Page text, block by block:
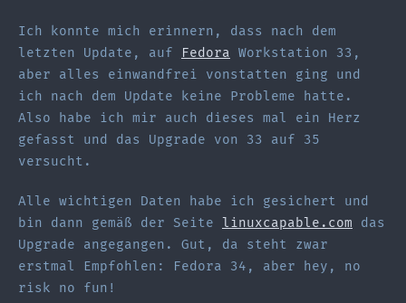
Ich konnte mich erinnern, dass nach dem
letzten Update, auf
Fedora Workstation 33,
aber alles einwandfrei vonstatten ging und
ich nach dem Update keine Probleme hatte.
Also habe ich mir auch dieses mal ein Herz
gefasst und das Upgrade von 33 auf 35
versucht.
Alle wichtigen Daten habe ich gesichert und
bin dann gemäß der Seite linuxcapable.com das
Upgrade angegangen. Gut, da steht zwar
erstmal Empfohlen: Fedora 34, aber hey, no
risk no fun!